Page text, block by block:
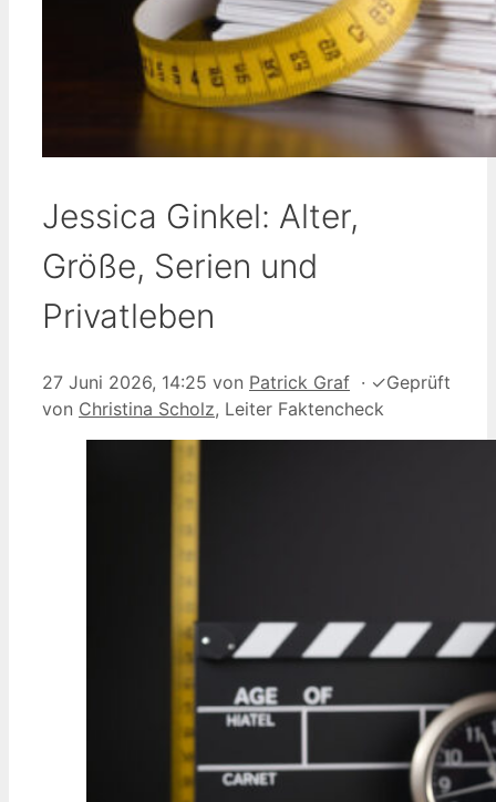
Jessica Ginkel: Alter,
Größe, Serien und
Privatleben
27 Juni 2026, 14:25 von Patrick Graf · ✓Geprüft
von Christina Scholz, Leiter Faktencheck